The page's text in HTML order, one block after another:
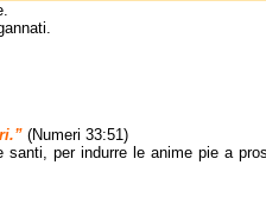
(Numeri 33:51)
santi, per indurre le anime pie a